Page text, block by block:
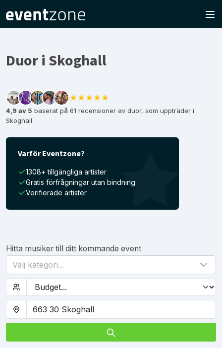
Duor i Skoghall
★★★★★
4,9 av 5 baserat på 61 recensioner av duor, som uppträder i
Skoghall
Varför Eventzone?
1308+ tillgängliga artister
Gratis förfrågningar utan bindning
Verifierade artister
Hitta musiker till ditt kommande event
Välj kategori...